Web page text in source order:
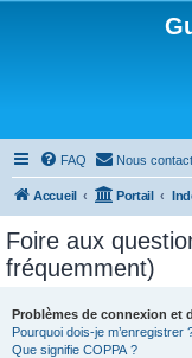
FAQ Nous
Accueil Portail
Foire aux
fréquemment)
Problèmes de connexion et
Pourquoi dois-je m’enregistrer
Que signifie COPPA ?